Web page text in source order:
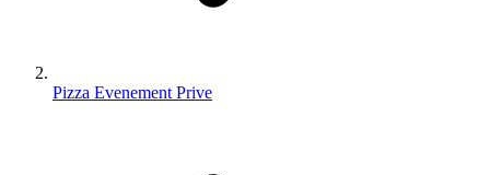
Pizza Evenement Prive